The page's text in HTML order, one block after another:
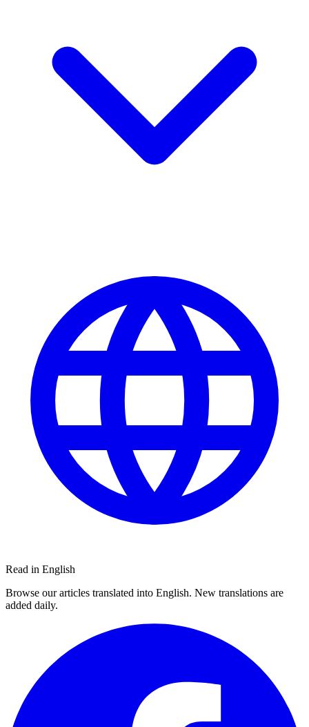
Read in English
Browse our articles translated into English. New translations are
added daily.